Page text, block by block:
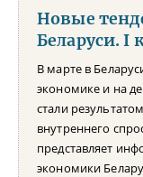
Новые
Беларуси. I
В марте в
экономике и на
стали
внутреннего
представляет
экономики